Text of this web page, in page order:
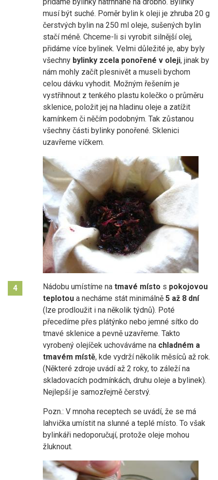
musí být suché. Poměr bylin k oleji je zhruba 20 g
čerstvých bylin na 250 ml oleje, sušených bylin
stačí méně. Chceme-li si vyrobit silnější olej,
přidáme více bylinek. Velmi důležité je, aby byly
všechny bylinky zcela ponořené v oleji, jinak by
nám mohly začít plesnivět a museli bychom
celou dávku vyhodit. Možným řešením je
vystřihnout z tenkého plastu kolečko o průměru
sklenice, položit jej na hladinu oleje a zatížit
kamínkem či něčím podobným. Tak zůstanou
všechny části bylinky ponořené. Sklenici
uzavřeme víčkem.
4 Nádobu umístíme na tmavé místo s pokojovou
teplotou a necháme stát minimálně 5 až 8 dní
(lze prodloužit i na několik týdnů). Poté
přecedíme přes plátýnko nebo jemné sítko do
tmavé sklenice a pevně uzavřeme. Takto
vyrobený olejíček uchováváme na chladném a
tmavém místě, kde vydrží několik měsíců až rok.
(Některé zdroje uvádí až 2 roky, to záleží na
skladovacích podmínkách, druhu oleje a bylinek).
Nejlepší je samozřejmě čerstvý.
Pozn.: V mnoha receptech se uvádí, že se má
lahvička umístit na slunné a teplé místo. To však
bylinkáři nedoporučují, protože oleje mohou
žluknout.